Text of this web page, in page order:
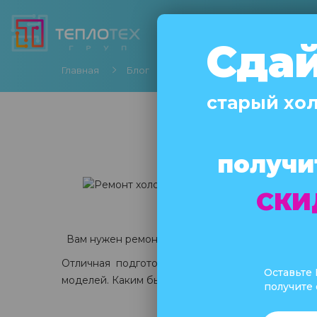
Главная Блог Ремонт Холодильников В
Вам нужен ремонт холодильника в городе
Отличная подготовка наших специалистов и
моделей. Каким бы ни был холодильник,
старый